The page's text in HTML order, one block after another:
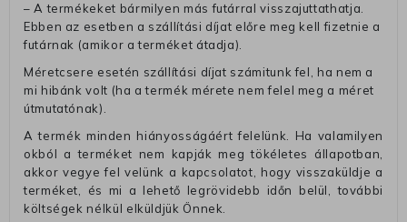
– A termékeket bármilyen más futárral visszajuttathatja.
Ebben az esetben a szállítási díjat előre meg kell fizetnie a
futárnak (amikor a terméket átadja).
Méretcsere esetén szállítási díjat számitunk fel, ha nem a
mi hibánk volt (ha a termék mérete nem felel meg a méret
útmutatónak).
A termék minden hiányosságáért felelünk. Ha valamilyen
okból a terméket nem kapják meg tökéletes állapotban,
akkor vegye fel velünk a kapcsolatot, hogy visszaküldje a
terméket, és mi a lehető legrövidebb időn belül, további
költségek nélkül elküldjük Önnek.